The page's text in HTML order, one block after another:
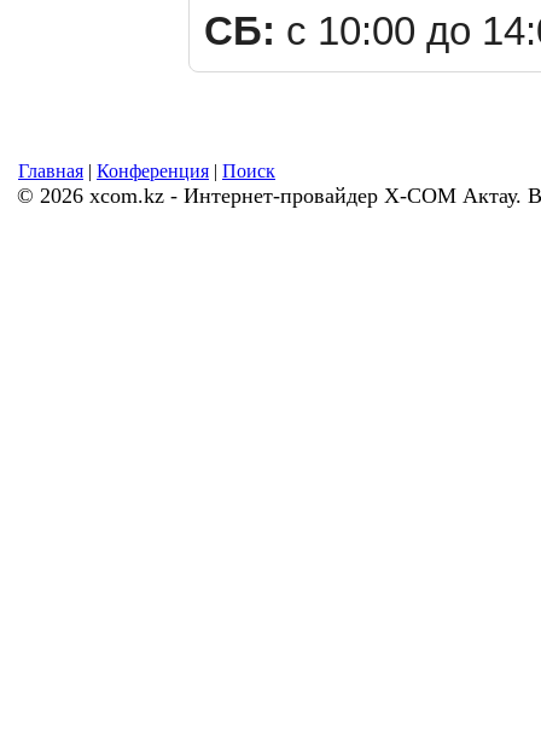
СБ: с 10:00 до
Главная | Конференция | Поиск
© 2026 xcom.kz - Интернет-провайдер X-COM Актау.